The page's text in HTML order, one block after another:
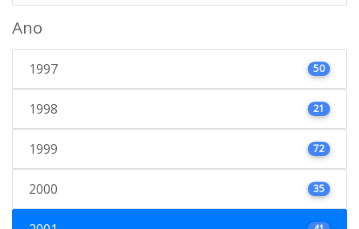
Ano
1997 50
1998 21
1999 72
2000 35